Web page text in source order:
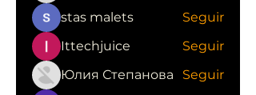
stas malets
Seguir
Ittechjuice
Seguir
Юлия Степанова
Seguir